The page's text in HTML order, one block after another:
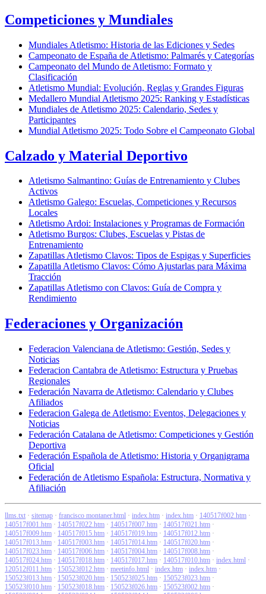
Competiciones y Mundiales
Mundiales Atletismo: Historia de las Ediciones y Sedes
Campeonato de España de Atletismo: Palmarés y Categorías
Campeonato del Mundo de Atletismo: Formato y
Clasificación
Atletismo Mundial: Evolución, Reglas y Grandes Figuras
Medallero Mundial Atletismo 2025: Ranking y Estadísticas
Mundiales de Atletismo 2025: Calendario, Sedes y
Participantes
Mundial Atletismo 2025: Todo Sobre el Campeonato Global
Calzado y Material Deportivo
Atletismo Salmantino: Guías de Entrenamiento y Clubes
Activos
Atletismo Galego: Escuelas, Competiciones y Recursos
Locales
Atletismo Ardoi: Instalaciones y Programas de Formación
Atletismo Burgos: Clubes, Escuelas y Pistas de
Entrenamiento
Zapatillas Atletismo Clavos: Tipos de Espigas y Superficies
Zapatilla Atletismo Clavos: Cómo Ajustarlas para Máxima
Tracción
Zapatillas Atletismo con Clavos: Guía de Compra y
Rendimiento
Federaciones y Organización
Federacion Valenciana de Atletismo: Gestión, Sedes y
Noticias
Federacion Cantabra de Atletismo: Estructura y Pruebas
Regionales
Federación Navarra de Atletismo: Calendario y Clubes
Afiliados
Federacion Galega de Atletismo: Eventos, Delegaciones y
Noticias
Federación Catalana de Atletismo: Competiciones y Gestión
Deportiva
Federación Española de Atletismo: Historia y Organigrama
Oficial
Federación de Atletismo Española: Estructura, Normativa y
Afiliación
llms.txt · sitemap · francisco montaner.html · index.htm · index.htm · 140517f002.htm ·
140517f001.htm · 140517f022.htm · 140517f007.htm · 140517f021.htm ·
140517f009.htm · 140517f015.htm · 140517f019.htm · 140517f012.htm ·
140517f013.htm · 140517f003.htm · 140517f014.htm · 140517f020.htm ·
140517f023.htm · 140517f006.htm · 140517f004.htm · 140517f008.htm ·
140517f024.htm · 140517f018.htm · 140517f017.htm · 140517f010.htm · index.html ·
120512f011.htm · 150523f012.htm · meetinfo.html · index.htm · index.htm ·
150523f013.htm · 150523f020.htm · 150523f025.htm · 150523f023.htm ·
150523f010.htm · 150523f018.htm · 150523f026.htm · 150523f002.htm ·